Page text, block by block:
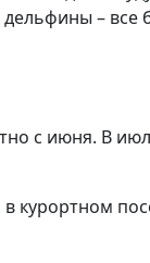
– все
с июня. В
курортном